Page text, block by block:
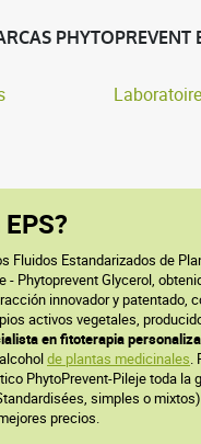
PHYTOPREVENT
Fluidos Estandarizados de
- Phytoprevent Glycerol,
innovador y patentado,
activos vegetales,
en fitoterapia
de plantas medicinales.
PhytoPrevent-Pileje toda la
simples o
precios.